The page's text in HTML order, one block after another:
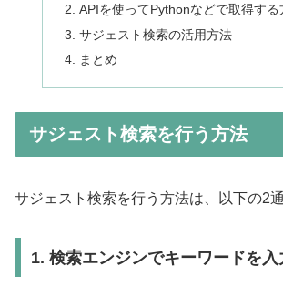
APIを使ってPythonなどで取得する
サジェスト検索の活用方法
まとめ
サジェスト検索を行う方法
サジェスト検索を行う方法は、以下の2
1. 検索エンジンでキーワードを入